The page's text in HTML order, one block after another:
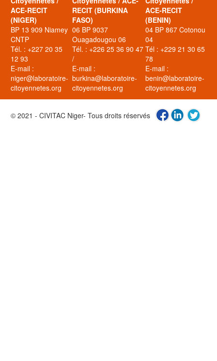
ACE-RECIT
(NIGER)
BP 13 909 Niamey
CNTP
Tél. : +227 20 35
12 93
E-mail :
niger@laboratoire-
citoyennetes.org
RECIT (BURKINA
FASO)
06 BP 9037
Ouagadougou 06
Tél. : +226 25 36 90 47
/
E-mail :
burkina@laboratoire-
citoyennetes.org
ACE-RECIT
(BENIN)
04 BP 867 Cotonou
04
Tél : +229 21 30 65
78
E-mail :
benin@laboratoire-
citoyennetes.org
© 2021 - CIVITAC Niger- Tous droits réservés